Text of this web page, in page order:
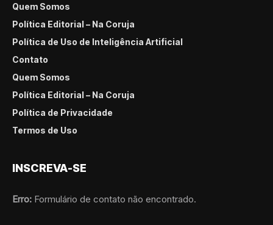
Quem Somos
Política Editorial – Na Coruja
Política de Uso de Inteligência Artificial
Contato
Quem Somos
Política Editorial – Na Coruja
Política de Privacidade
Termos de Uso
INSCREVA-SE
Erro: Formulário de contato não encontrado.